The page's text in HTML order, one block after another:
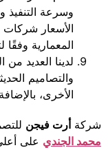
وسرعة التنفيذ
الأسعار
المعمارية
لدينا العديد
والتصاميم
الأخرى،
شركة أرت فيجن
محمد الجندي على